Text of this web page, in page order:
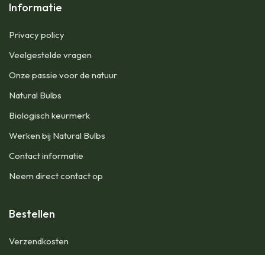
Informatie
Privacy policy
Veelgestelde vragen
Onze passie voor de natuur
Natural Bulbs
Biologisch keurmerk
Werken bij Natural Bulbs
Contact informatie
Neem direct contact op
Bestellen
Verzendkosten